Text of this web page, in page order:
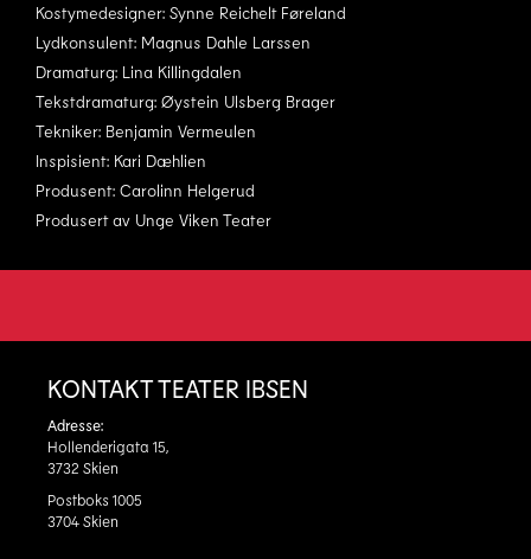
Kostymedesigner: Synne Reichelt Føreland
Lydkonsulent: Magnus Dahle Larssen
Dramaturg: Lina Killingdalen
Tekstdramaturg: Øystein Ulsberg Brager
Tekniker: Benjamin Vermeulen
Inspisient: Kari Dæhlien
Produsent: Carolinn Helgerud
Produsert av Unge Viken Teater
KONTAKT TEATER IBSEN
Adresse:
Hollenderigata 15,
3732 Skien
Postboks 1005
3704 Skien